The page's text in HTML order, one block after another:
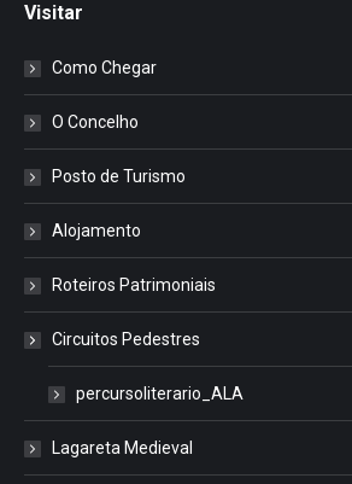
Visitar
Como Chegar
O Concelho
Posto de Turismo
Alojamento
Roteiros Patrimoniais
Circuitos Pedestres
percursoliterario_ALA
Lagareta Medieval